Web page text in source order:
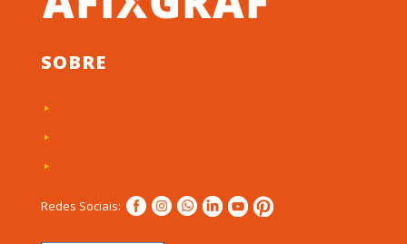
SOBRE
Redes Sociais: